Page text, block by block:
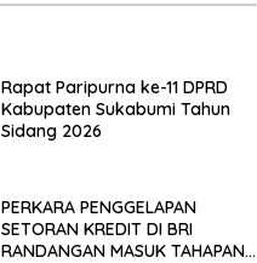
Rapat Paripurna ke-11 DPRD
Kabupaten Sukabumi Tahun
Sidang 2026
PERKARA PENGGELAPAN
SETORAN KREDIT DI BRI
RANDANGAN MASUK TAHAPAN